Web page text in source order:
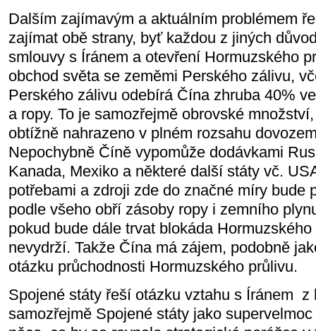
Dalším zajímavým a aktuálním problémem
zajímat obě strany, byť každou z jiných
smlouvy s Íránem a otevření Hormuzského
obchod světa se zeměmi Perského zálivu,
Perského zálivu odebírá Čína zhruba 40%
a ropy. To je samozřejmě obrovské
obtížně nahrazeno v plném rozsahu
Nepochybně Číně vypomůže dodávkami
Kanada, Mexiko a některé další státy vč.
potřebami a zdroji zde do značné míry bude
podle všeho obří zásoby ropy i zemního
pokud bude dále trvat blokáda
nevydrží. Takže Čína má zájem, podobně
otázku průchodnosti Hormuzského průlivu.
Spojené státy řeší otázku vztahu s Íránem z
samozřejmě Spojené státy jako